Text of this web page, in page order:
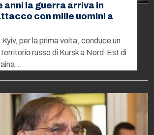
anni la guerra arriva in
con mille uomini a
Kyiv, per la prima volta, conduce un
russo di Kursk a Nord-Est di